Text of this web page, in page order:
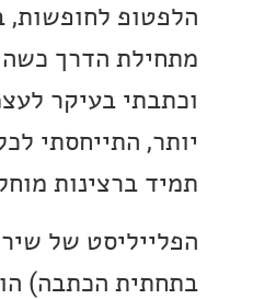
לחופשות, בלי
הדרך כשהיו
בעיקר לעצמי, עד
התייחסתי לכל כתבה,
ברצינות מוחלטת.
של שירי השבוע
הכתבה) הוא מגוון